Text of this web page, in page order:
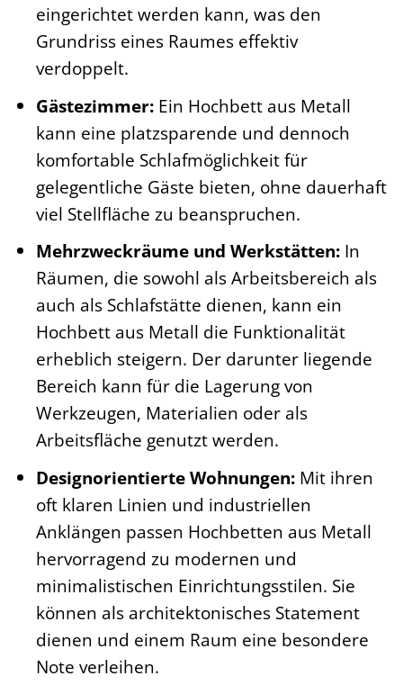
eingerichtet werden kann, was den
Grundriss eines Raumes effektiv
verdoppelt.
Gästezimmer: Ein Hochbett aus Metall
kann eine platzsparende und dennoch
komfortable Schlafmöglichkeit für
gelegentliche Gäste bieten, ohne dauerhaft
viel Stellfläche zu beanspruchen.
Mehrzweckräume und Werkstätten: In
Räumen, die sowohl als Arbeitsbereich als
auch als Schlafstätte dienen, kann ein
Hochbett aus Metall die Funktionalität
erheblich steigern. Der darunter liegende
Bereich kann für die Lagerung von
Werkzeugen, Materialien oder als
Arbeitsfläche genutzt werden.
Designorientierte Wohnungen: Mit ihren
oft klaren Linien und industriellen
Anklängen passen Hochbetten aus Metall
hervorragend zu modernen und
minimalistischen Einrichtungsstilen. Sie
können als architektonisches Statement
dienen und einem Raum eine besondere
Note verleihen.